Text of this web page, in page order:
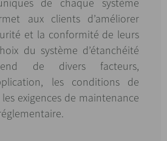
aux clients d’améliorer
et la conformité de leurs
du système d’étanchéité
de divers facteurs,
les conditions de
exigences de maintenance